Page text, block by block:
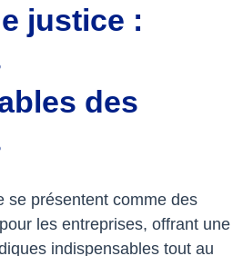
justice :
des
se présentent comme des
les entreprises, offrant une
indispensables tout au